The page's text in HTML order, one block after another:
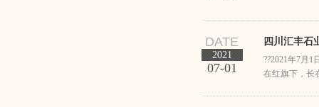
DATE
2021
07-01
四川汇丰石
??2021年7月
在红旗下，长